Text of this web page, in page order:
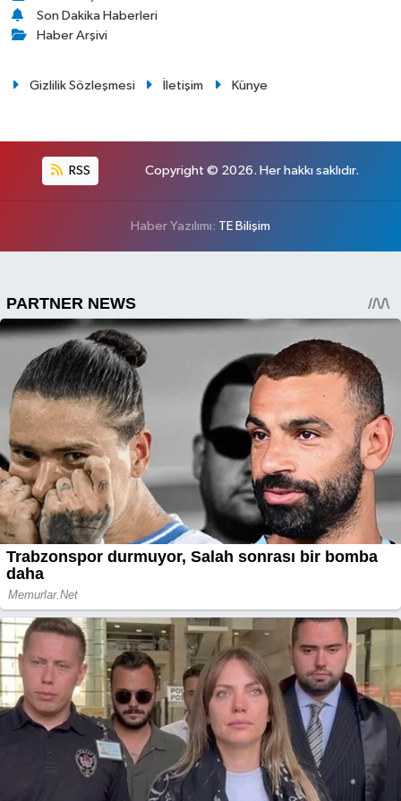
Son Dakika Haberleri
Haber Arşivi
Gizlilik Sözleşmesi İletişim Künye
RSS Copyright © 2026. Her hakkı saklıdır.
Haber Yazılımı: TE Bilişim